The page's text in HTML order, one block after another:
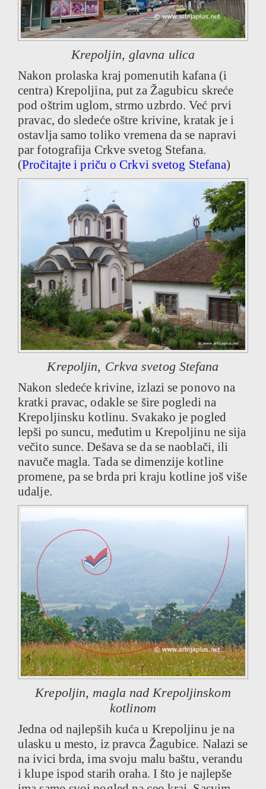
Krepoljin, glavna ulica
Nakon prolaska kraj pomenutih kafana (i
centra) Krepoljina, put za Žagubicu skreće
pod oštrim uglom, strmo uzbrdo. Već prvi
pravac, do sledeće oštre krivine, kratak je i
ostavlja samo toliko vremena da se napravi
par fotografija Crkve svetog Stefana.
(Pročitajte i priču o Crkvi svetog Stefana)
Krepoljin, Crkva svetog Stefana
Nakon sledeće krivine, izlazi se ponovo na
kratki pravac, odakle se šire pogledi na
Krepoljinsku kotlinu. Svakako je pogled
lepši po suncu, međutim u Krepoljinu ne sija
večito sunce. Dešava se da se naoblači, ili
navuče magla. Tada se dimenzije kotline
promene, pa se brda pri kraju kotline još više
udalje.
Krepoljin, magla nad Krepoljinskom
kotlinom
Jedna od najlepših kuća u Krepoljinu je na
ulasku u mesto, iz pravca Žagubice. Nalazi se
na ivici brda, ima svoju malu baštu, verandu
i klupe ispod starih oraha. I što je najlepše